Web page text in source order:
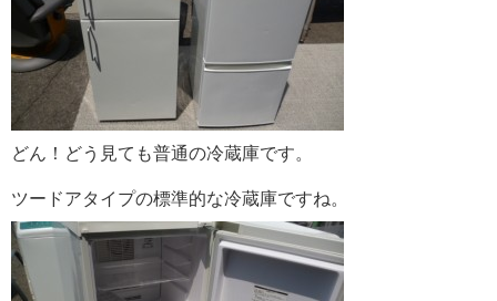
どん！どう見ても普通の冷蔵庫です。
ツードアタイプの標準的な冷蔵庫ですね。